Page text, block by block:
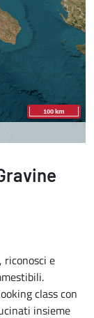
riconosci e
class con
insieme